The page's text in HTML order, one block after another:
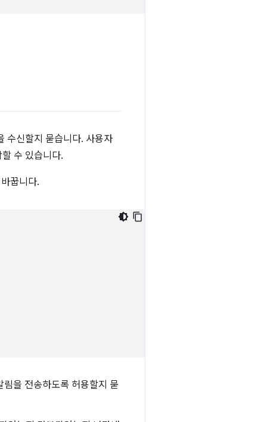
수신할지 묻습니다. 사용자
수 있습니다.
꿉니다.
을 전송하도록 허용할지 묻